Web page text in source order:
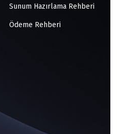
Sunum Hazırlama Rehberi
Ödeme Rehberi